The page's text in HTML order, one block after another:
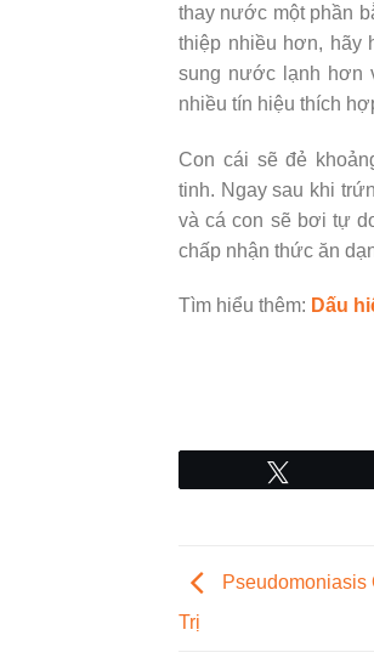
thay nước một phần
thiệp nhiều hơn, hãy
sung nước lạnh hơn
nhiều tín hiệu thích
Con cái sẽ đẻ
tinh. Ngay sau khi
và cá con sẽ bơi tự
chấp nhận thức ăn
Tìm hiểu thêm: Dấu
Trị